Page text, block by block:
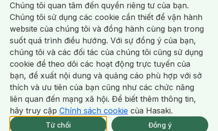
Giao Nhanh Miễn Phí 2H.
tại 339 Chi Nhánh (Trễ tặng 100K)
Kem Tẩy Lông/Dụng Cụ Tẩy Lông
Nước Hoa
Nước Hoa Nam Nước Hoa Cao Cấp Xịt Thơm Toàn Thân
Nước Hoa Vùng Kín
Chăm Sóc Cá Nhân
Chống Muỗi
Khẩu Trang Máy Massage Mặt Nạ Xông Hơi/Nước Rửa Tay
Sản Phẩm Chăm Sóc Khác/ Bàn Chải Đánh Răng /Bàn Chải Điện/
Hỗ Trợ Trắng Răng / Kem Đánh Răng Máy Tăm Nước Nước Súc Miệng
Tăm / Chỉ Nha Khoa /Xịt Thơm Miệng / Dung Dịch Vệ Sinh/Dưỡng Vùng Kín/
Khăn Ướt Vệ Sinh Vùng Kín
/Băng Vệ Sinh Tampon Bọt Cạo Râu Dao Cạo Râu/
Máy Cạo Râu
Vấn Đề Về Da
Da Dầu / Lỗ Chân Lông To
Da Khô / Mất Nước /Da Lão Hóa / Da Mụn/
Da Nhạy Cảm / Kích Ứng/Da Xỉn Màu/Thâm / Nám / Tàn Nhang/
Quầng Thâm & Bọng Mắt/ Sẹo
Viêm Da Cơ Địa
Dụng Cụ / Phụ Kiện Chăm Sóc Da
/Khăn Lau Mặt Khô Dụng Cụ / Máy Rửa Mặt/Máy Chăm Sóc Da
Chúng tôi quan tâm đến quyền riêng tư của bạn.
Chúng tôi sử dụng các cookie cần thiết để vận hành
website của chúng tôi và đồng hành cùng bạn trong
suốt quá trình điều hướng. Với sự đồng ý của bạn,
chúng tôi và các đối tác của chúng tôi cũng sử dụng
cookie để theo dõi các hoạt động trực tuyến của
bạn, đề xuất nội dung và quảng cáo phù hợp với sở
thích và ưu tiên của bạn cũng như các chức năng
liên quan đến mạng xã hội. Để biết thêm thông tin,
hãy truy cập Chính sách cookie của Hasaki.
Từ chối Đồng ý